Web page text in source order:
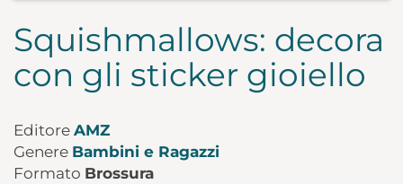
Squishmallows: decora
con gli sticker gioiello
Editore AMZ
Genere Bambini e Ragazzi
Formato Brossura